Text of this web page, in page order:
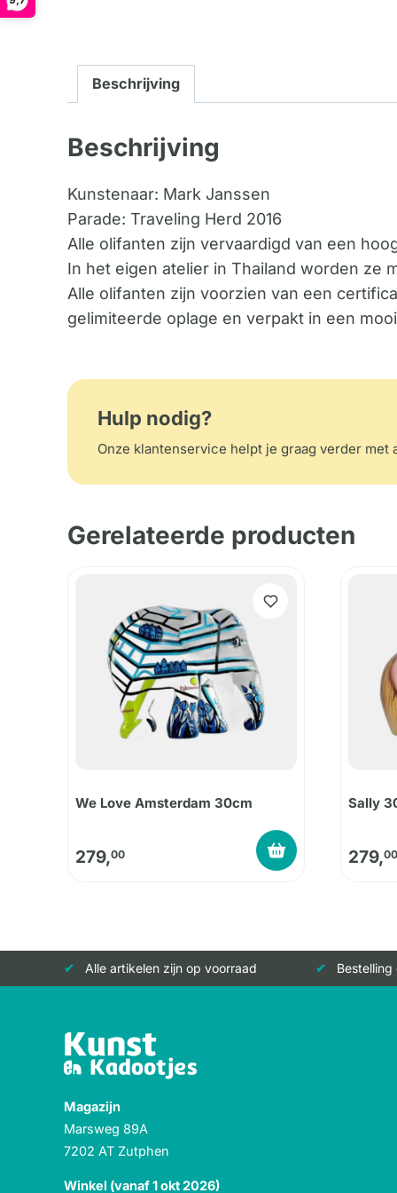
Beschrijving
Beschrijving
Kunstenaar: Mark Janssen
Parade: Traveling Herd 2016
Alle olifanten zijn vervaardigd van een
In het eigen atelier in Thailand worden ze
Alle olifanten zijn voorzien van een
gelimiteerde oplage en verpakt in een
Hulp nodig?
Onze klantenservice helpt je graag verder met
Gerelateerde producten
We Love Amsterdam 30cm
279,00
Sally
279,00
Alle artikelen zijn op voorraad
Magazijn
Marsweg 89A
7202 AT Zutphen
Winkel (vanaf 1 okt 2026)